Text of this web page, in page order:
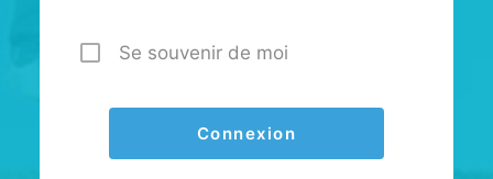
Se souvenir de moi